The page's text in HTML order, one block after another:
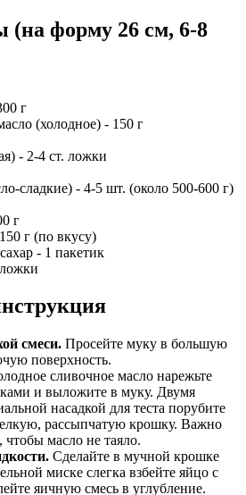
(на форму 26 см, 6-8
г
(холодное) - 150 г
- 2-4 ст. ложки
сладкие) - 4-5 шт. (около 500-600 г)
г
г (по вкусу)
- 1 пакетик
смеси. Просейте муку в большую
поверхность.
сливочное масло нарежьте
и выложите в муку. Двумя
насадкой для теста порубите
рассыпчатую крошку. Важно
чтобы масло не таяло.
Сделайте в мучной крошке
миске слегка взбейте яйцо с
яичную смесь в углубление.